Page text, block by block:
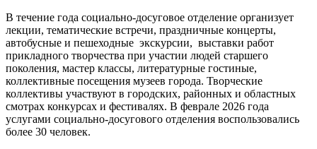
В течение года социально-досуговое отделение организует
лекции, тематические встречи, праздничные концерты,
автобусные и пешеходные экскурсии, выставки работ
прикладного творчества при участии людей старшего
поколения, мастер классы, литературные гостиные,
коллективные посещения музеев города. Творческие
коллективы участвуют в городских, районных и областных
смотрах конкурсах и фестивалях. В феврале 2026 года
услугами социально-досугового отделения воспользовались
более 30 человек.